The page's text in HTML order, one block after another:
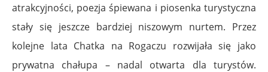
atrakcyjności, poezja śpiewana i piosenka turystyczna
stały się jeszcze bardziej niszowym nurtem. Przez
kolejne lata Chatka na Rogaczu rozwijała się jako
prywatna chałupa – nadal otwarta dla turystów.